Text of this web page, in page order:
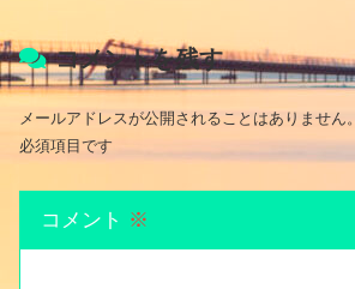
コメントを残す
メールアドレスが公開されることはありません。
必須項目です
コメント ※